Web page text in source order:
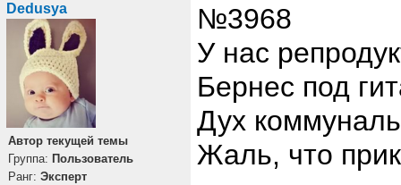
Dedusya
Автор текущей темы
Группа: Пользователь
Ранг: Эксперт
№3968
У нас
Бернес под
Дух
Жаль, что